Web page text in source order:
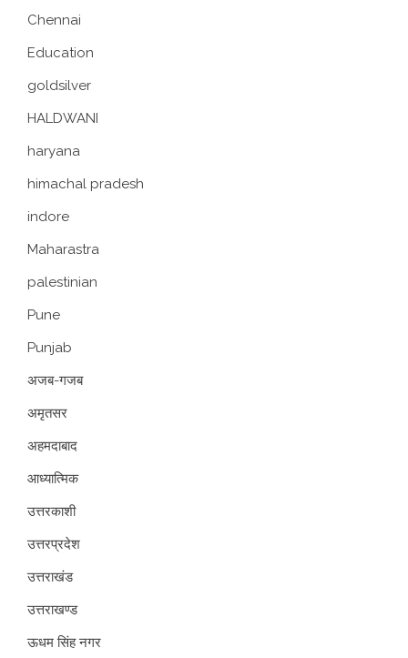
Chennai
Education
goldsilver
HALDWANI
haryana
himachal pradesh
indore
Maharastra
palestinian
Pune
Punjab
अजब-गजब
अमृतसर
अहमदाबाद
आध्यात्मिक
उत्तरकाशी
उत्तरप्रदेश
उत्तराखंड
उत्तराखण्ड
ऊधम सिंह नगर